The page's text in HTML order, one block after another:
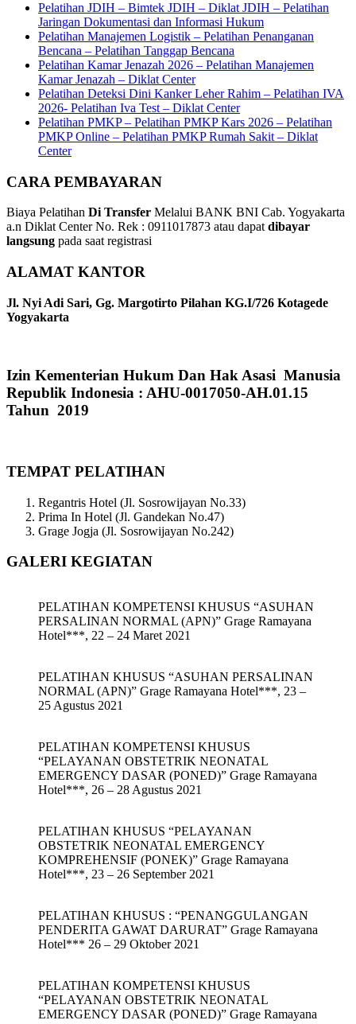
Pelatihan JDIH – Bimtek JDIH – Diklat JDIH – Pelatihan
Jaringan Dokumentasi dan Informasi Hukum
Pelatihan Manajemen Logistik – Pelatihan Penanganan
Bencana – Pelatihan Tanggap Bencana
Pelatihan Kamar Jenazah 2026 – Pelatihan Manajemen
Kamar Jenazah – Diklat Center
Pelatihan Deteksi Dini Kanker Leher Rahim – Pelatihan IVA
2026- Pelatihan Iva Test – Diklat Center
Pelatihan PMKP – Pelatihan PMKP Kars 2026 – Pelatihan
PMKP Online – Pelatihan PMKP Rumah Sakit – Diklat
Center
CARA PEMBAYARAN
Biaya Pelatihan Di Transfer Melalui BANK BNI Cab. Yogyakarta
a.n Diklat Center No. Rek : 0911017873 atau dapatdibayar
langsung pada saat registrasi
ALAMAT KANTOR
Jl. Nyi Adi Sari, Gg. Margotirto Pilahan KG.I/726 Kotagede
Yogyakarta
Izin Kementerian Hukum Dan Hak Asasi Manusia
Republik Indonesia : AHU-0017050-AH.01.15
Tahun 2019
TEMPAT PELATIHAN
Regantris Hotel (Jl. Sosrowijayan No.33)
Prima In Hotel (Jl. Gandekan No.47)
Grage Jogja (Jl. Sosrowijayan No.242)
GALERI KEGIATAN
PELATIHAN KOMPETENSI KHUSUS “ASUHAN
PERSALINAN NORMAL (APN)” Grage Ramayana
Hotel***, 22 – 24 Maret 2021
PELATIHAN KHUSUS “ASUHAN PERSALINAN
NORMAL (APN)” Grage Ramayana Hotel***, 23 –
25 Agustus 2021
PELATIHAN KOMPETENSI KHUSUS
“PELAYANAN OBSTETRIK NEONATAL
EMERGENCY DASAR (PONED)” Grage Ramayana
Hotel***, 26 – 28 Agustus 2021
PELATIHAN KHUSUS “PELAYANAN
OBSTETRIK NEONATAL EMERGENCY
KOMPREHENSIF (PONEK)” Grage Ramayana
Hotel***, 23 – 26 September 2021
PELATIHAN KHUSUS : “PENANGGULANGAN
PENDERITA GAWAT DARURAT” Grage Ramayana
Hotel*** 26 – 29 Oktober 2021
PELATIHAN KOMPETENSI KHUSUS
“PELAYANAN OBSTETRIK NEONATAL
EMERGENCY DASAR (PONED)” Grage Ramayana